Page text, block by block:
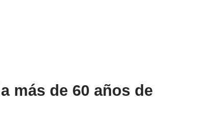
más de 60 años de